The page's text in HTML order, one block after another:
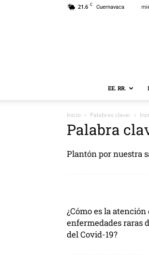
21.6 C Cuernavaca
EE. RR.
Inicio Palabras clave:
Palabra
Plantón por nuestra
¿Cómo es la
enfermedades raras
del Covid-19?